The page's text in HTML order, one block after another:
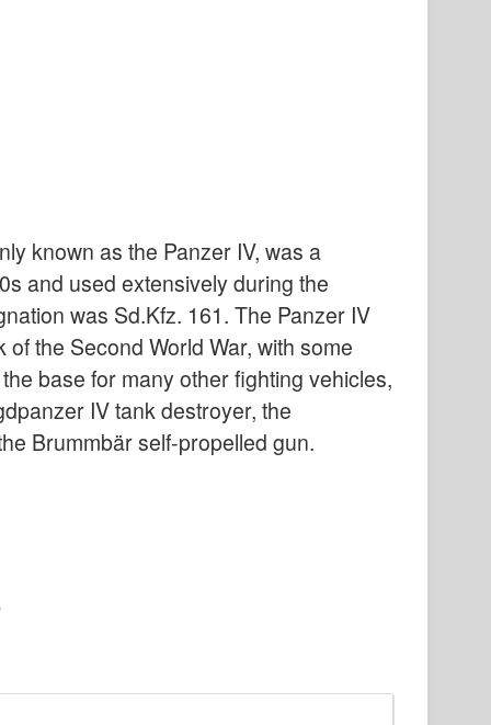
known as the Panzer IV, was a
and used extensively during the
was Sd.Kfz. 161. The Panzer IV
the Second World War, with some
base for many other fighting vehicles,
IV tank destroyer, the
Brummbär self-propelled gun.